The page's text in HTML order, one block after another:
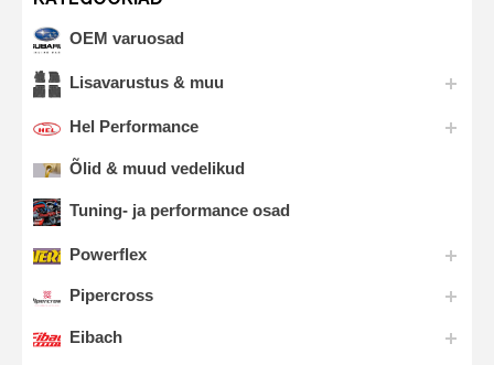
OEM varuosad
Lisavarustus & muu
Hel Performance
Õlid & muud vedelikud
Tuning- ja performance osad
Powerflex
Pipercross
Eibach